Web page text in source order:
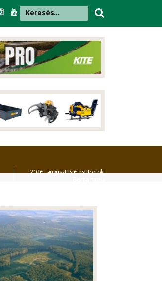
2026. augusztus 6. csütörtök,